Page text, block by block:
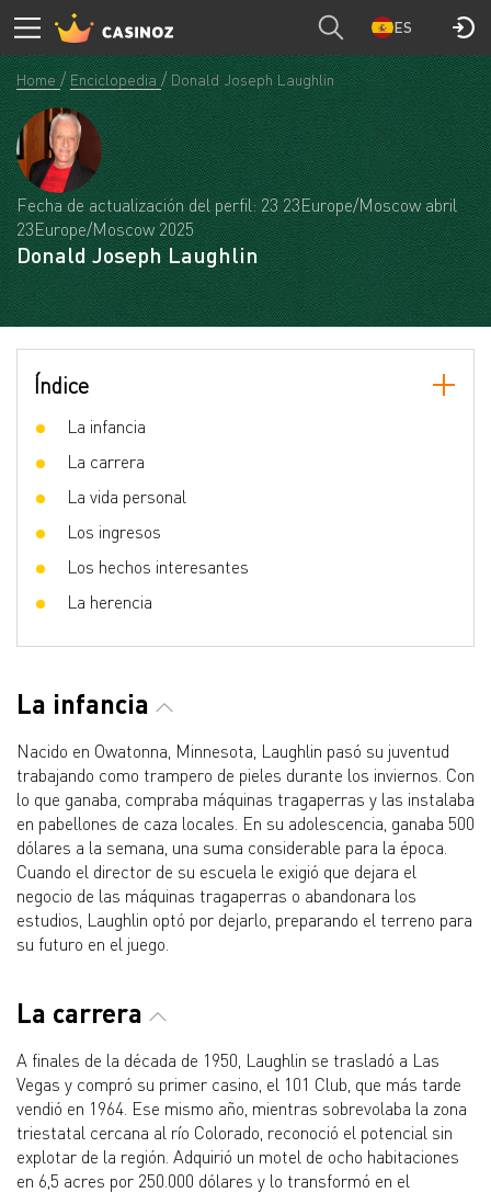
ES
Home Enciclopedia Donald Joseph Laughlin
Fecha de actualización del perfil: 23 23Europe/Moscow abril
23Europe/Moscow 2025
Donald Joseph Laughlin
Índice
La infancia
La carrera
La vida personal
Los ingresos
Los hechos interesantes
La herencia
La infancia
Nacido en Owatonna, Minnesota, Laughlin pasó su juventud
trabajando como trampero de pieles durante los inviernos. Con
lo que ganaba, compraba máquinas tragaperras y las instalaba
en pabellones de caza locales. En su adolescencia, ganaba 500
dólares a la semana, una suma considerable para la época.
Cuando el director de su escuela le exigió que dejara el
negocio de las máquinas tragaperras o abandonara los
estudios, Laughlin optó por dejarlo, preparando el terreno para
su futuro en el juego.
La carrera
A finales de la década de 1950, Laughlin se trasladó a Las
Vegas y compró su primer casino, el 101 Club, que más tarde
vendió en 1964. Ese mismo año, mientras sobrevolaba la zona
triestatal cercana al río Colorado, reconoció el potencial sin
explotar de la región. Adquirió un motel de ocho habitaciones
en 6,5 acres por 250.000 dólares y lo transformó en el